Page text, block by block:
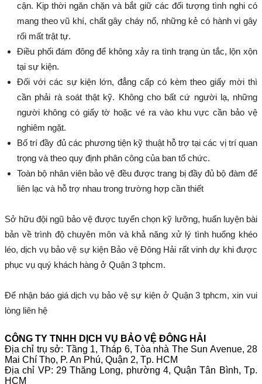
cận. Kịp thời ngăn chặn và bắt giữ các đối tượng tình nghi có
mang theo vũ khí, chất gây cháy nổ, những kẻ có hành vi gây
rối mất trật tự.
Điều phối đám đông để không xảy ra tình trạng ùn tắc, lộn xộn
tại sự kiện.
Đối với các sự kiện lớn, đẳng cấp có kèm theo giấy mời thì
cần phải rà soát thật kỹ. Không cho bất cứ người lạ, những
người không có giấy tờ hoặc vé ra vào khu vực cần bảo vệ
nghiêm ngặt.
Bố trí đầy đủ các phương tiện kỹ thuật hỗ trợ tại các vị trí quan
trọng và theo quy định phân công của ban tổ chức.
Toàn bộ nhân viên bảo vệ đều được trang bị đầy đủ bộ đàm để
liên lạc và hỗ trợ nhau trong trường hợp cần thiết
Sở hữu đội ngũ bảo vệ được tuyển chọn kỹ lưỡng, huấn luyện bài
bản về trình độ chuyên môn và khả năng xử lý tình huống khéo
léo, dịch vụ bảo vệ sự kiện Bảo vệ Đông Hải rất vinh dự khi được
phục vụ quý khách hàng ở Quận 3 tphcm.
Để nhận báo giá dịch vụ bảo vệ sự kiện ở Quận 3 tphcm, xin vui
lòng liên hệ
CÔNG TY TNHH DỊCH VỤ BẢO VỆ ĐÔNG HẢI
Địa chỉ trụ sở: Tầng 1, Tháp 6, Tòa nhà The Sun Avenue, 28
Mai Chí Thọ, P. An Phú, Quận 2, Tp. HCM
Địa chỉ VP: 29 Thăng Long, phường 4, Quận Tân Bình, Tp.
HCM